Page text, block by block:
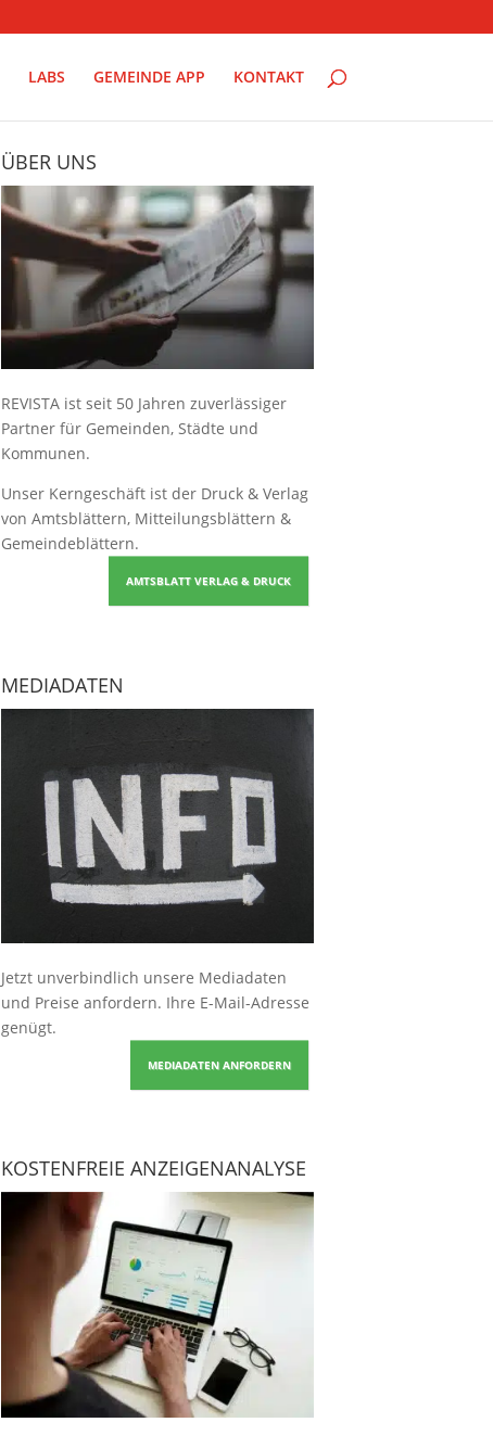
LABS GEMEINDE APP KONTAKT
ÜBER UNS
REVISTA ist seit 50 Jahren zuverlässiger
Partner für Gemeinden, Städte und
Kommunen.
Unser Kerngeschäft ist der Druck & Verlag
von Amtsblättern, Mitteilungsblättern &
Gemeindeblättern.
AMTSBLATT VERLAG & DRUCK
MEDIADATEN
Jetzt unverbindlich unsere Mediadaten
und Preise anfordern. Ihre E-Mail-Adresse
genügt.
MEDIADATEN ANFORDERN
KOSTENFREIE ANZEIGENANALYSE